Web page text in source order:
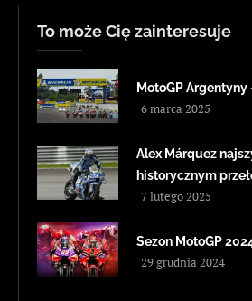
To może Cię zainteresuje
MotoGP
6 marca 2025
Alex Márquez
historycznym
7 lutego 2025
Sezon MotoGP
29 grudnia 2024